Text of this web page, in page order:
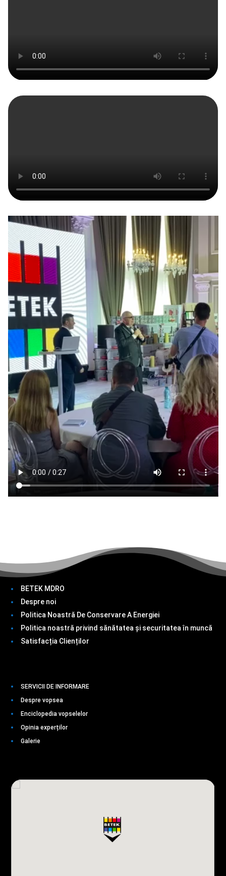
BETEK MDRO
Despre noi
Politica Noastră De Conservare A Energiei
Politica noastră privind sănătatea și securitatea în muncă
Satisfacția Clienților
SERVICII DE INFORMARE
Despre vopsea
Enciclopedia vopselelor
Opinia experților
Galerie